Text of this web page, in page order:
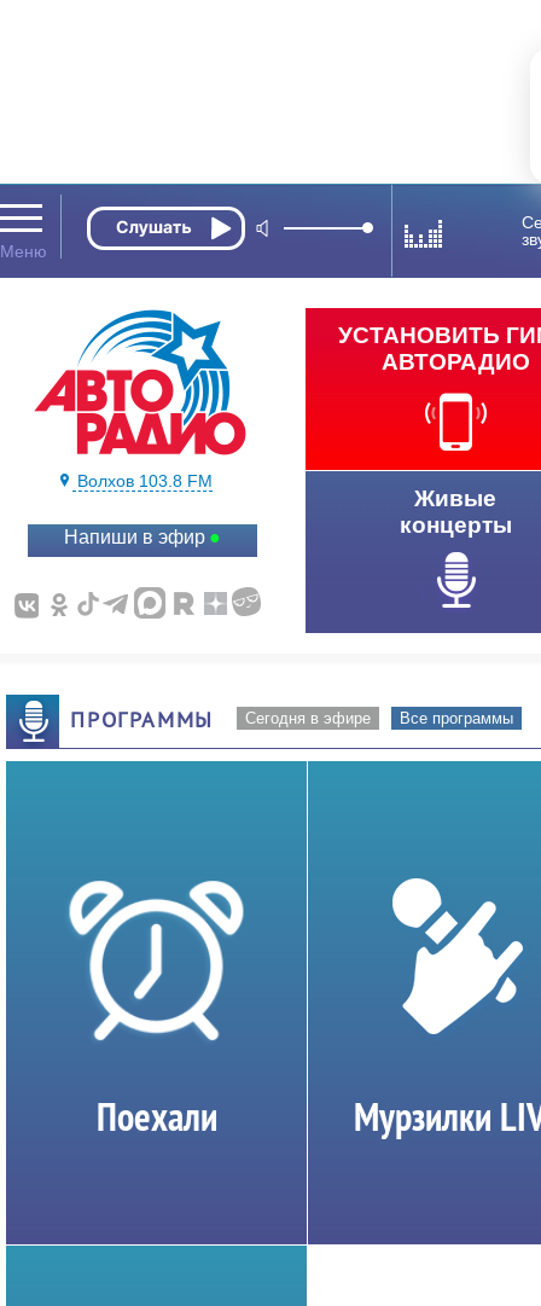
Волхов 103.8 FM
Напиши в эфир
УСТАНОВИТЬ
АВТОРАДИО
Живые
концерты
ПРОГРАММЫ Сегодня в эфире Все программы
Поехали Мурзилки